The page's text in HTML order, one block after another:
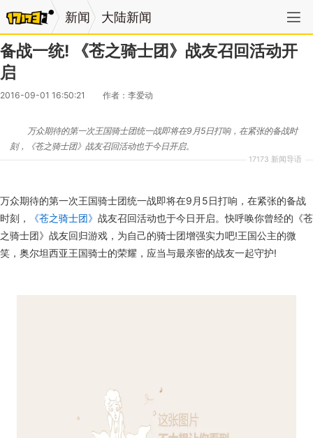
新闻 大陆新闻
备战一统! 《苍之骑士团》战友召回活动开
启
2016-09-01 16:50:21 作者：李爱动
17173 新闻导语
万众期待的第一次王国骑士团统一战即将在9月5日打响，在紧张的备战时
刻，《苍之骑士团》战友召回活动也于今日开启。
万众期待的第一次王国骑士团统一战即将在9月5日打响，在紧张的备战
时刻，
《苍之骑士团》 战友召回活动也于今日开启。快呼唤你曾经的《苍
之骑士团》战友回归游戏，为自己的骑士团增强实力吧!王国公主的微
笑，奥尔坦西亚王国骑士的荣耀，应当与最亲密的战友一起守护!